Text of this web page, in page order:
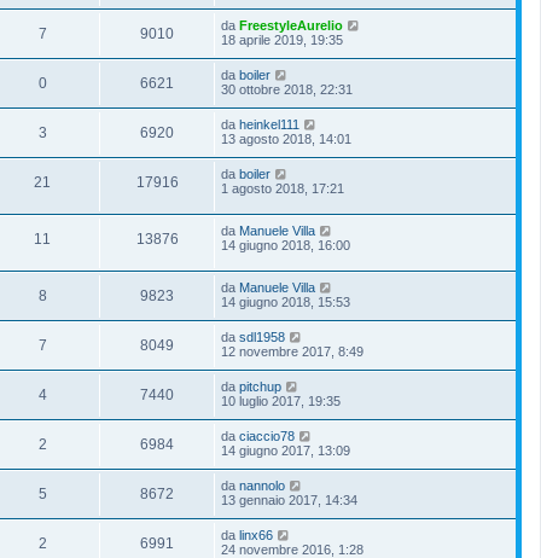
7 9010 da FreestyleAurelio
18 aprile 2019, 19:35
0 6621 da boiler
30 ottobre 2018, 22:31
3 6920 da heinkel111
13 agosto 2018, 14:01
21 17916 da boiler
1 agosto 2018, 17:21
11 13876 da Manuele Villa
14 giugno 2018, 16:00
8 9823 da Manuele Villa
14 giugno 2018, 15:53
7 8049 da sdl1958
12 novembre 2017, 8:49
4 7440 da pitchup
10 luglio 2017, 19:35
2 6984 da ciaccio78
14 giugno 2017, 13:09
5 8672 da nannolo
13 gennaio 2017, 14:34
2 6991 da linx66
24 novembre 2016, 1:28